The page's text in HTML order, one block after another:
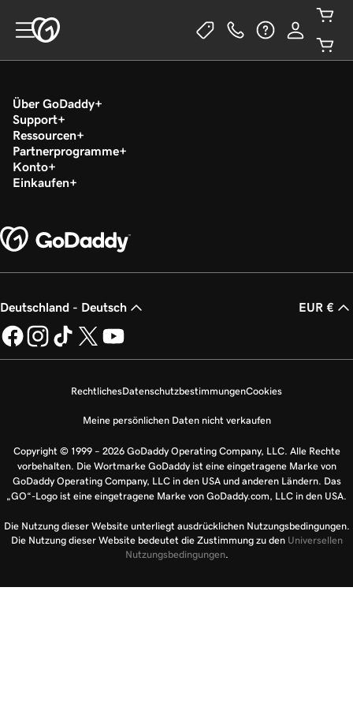
Über GoDaddy
Support
Ressourcen
Partnerprogramme
Konto
Einkaufen
Deutschland - Deutsch EUR €
RechtlichesDatenschutzbestimmungenCookies
Meine persönlichen Daten nicht verkaufen
Copyright © 1999 – 2026 GoDaddy Operating Company, LLC. Alle Rechte
vorbehalten. Die Wortmarke GoDaddy ist eine eingetragene Marke von
GoDaddy Operating Company, LLC in den USA und anderen Ländern. Das
„GO“-Logo ist eine eingetragene Marke von GoDaddy.com, LLC in den USA.
Die Nutzung dieser Website unterliegt ausdrücklichen Nutzungsbedingungen.
Die Nutzung dieser Website bedeutet die Zustimmung zu den Universellen
Nutzungsbedingungen.